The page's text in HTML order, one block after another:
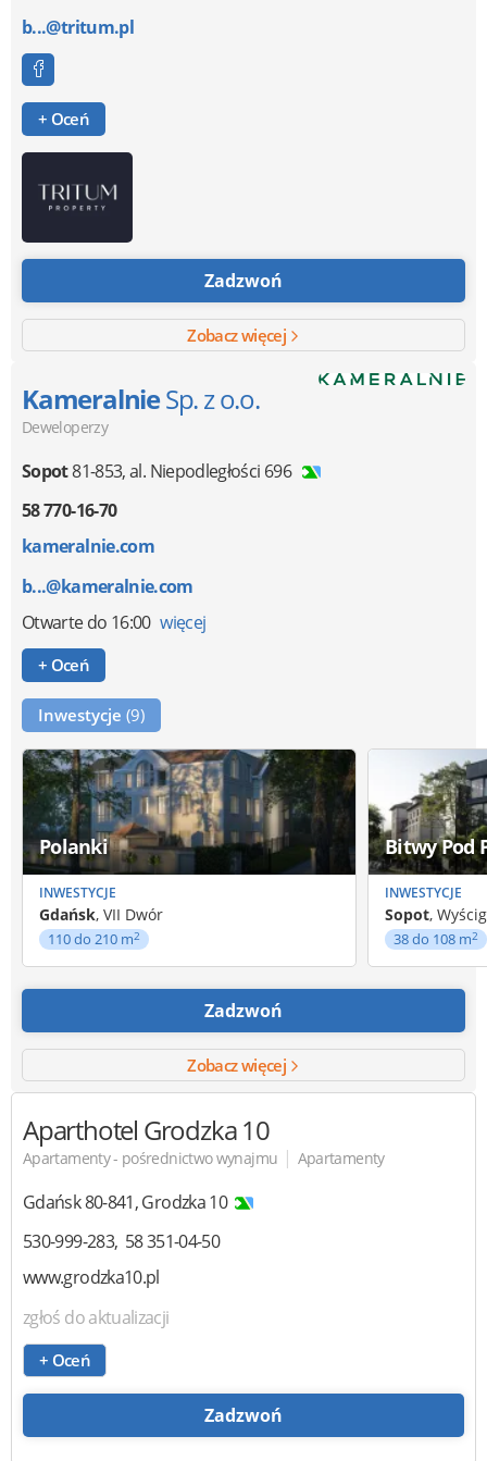
b...@tritum.pl
+ Oceń
Zadzwoń
Zobacz więcej
KameralnieSp. z o.o.
Deweloperzy
Sopot81-853,al. Niepodległości 696
58 770-16-70
kameralnie.com
b...@kameralnie.com
Otwartedo 16:00 więcej
+ Oceń
Inwestycje (9)
Polanki
INWESTYCJE
Gdańsk, VII Dwór
110 do 210 m2
Bitwy Pod
INWESTYCJE
Sopot,
38 do 108 m2
Zadzwoń
Zobacz więcej
Aparthotel Grodzka 10
Apartamenty - pośrednictwo wynajmu | Apartamenty
Gdańsk80-841,Grodzka 10
530-999-283 58 351-04-50
www.grodzka10.pl
zgłoś do aktualizacji
+ Oceń
Zadzwoń